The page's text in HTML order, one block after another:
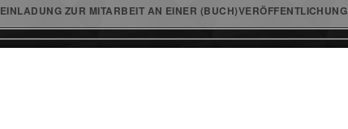
EINLADUNG ZUR MITARBEIT AN EINER (BUCH)VERÖFFENTLICHUNG